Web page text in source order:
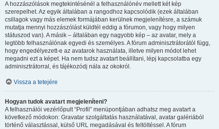
A hozzászólások megtekintésénél a felhasználónév mellett két kép
szerepelhet. Az egyik általában a rangodhoz kapcsolódik (ezek általában
csillagok vagy más elemek formájában kerülnek megjelenítésre, a számuk
mutatja mennyi hozzászólást küldtél eddig a fórumon, vagy hogy milyen
státuszod van). A másik – általában egy nagyobb kép – az avatar, mely a
legtöbb felhasználónak egyedi és személyes. A fórum adminisztrátorától függ,
hogy engedélyezett-e az avatarok használata, illetve milyen módot lehet
megadni ezt a képet. Ha nem tudsz avatart beállítani, lépj kapcsolatba egy
adminisztrátorral, és tájékozódj nála az okokról.
Vissza a tetejére
Hogyan tudok avatart megjeleníteni?
A felhasználói vezérlőpult “Profil” menüpontjában adhatsz meg avatart a
következő módokon: Gravatar szolgáltatás használatával, avatar galériából
történő választással, külső URL megadásával és feltöltéssel. A fórum